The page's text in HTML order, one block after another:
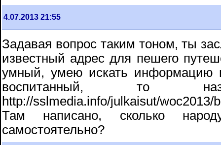
4.07.2013 21:55
Задавая вопрос таким тоном, ты
известный адрес для пешего
умный, умею искать информацию
воспитанный, то
http://sslmedia.info/julkaisut/woc2013/
Там написано, сколько
самостоятельно?